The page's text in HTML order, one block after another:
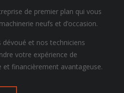
de premier plan qui vous
neufs et d’occasion.
et nos techniciens
votre expérience de
et financièrement avantageuse.